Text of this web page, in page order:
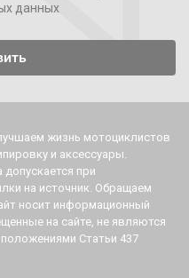
данных
жизнь мотоциклистов
и аксессуары.
при
на источник. Обращаем
носит информационный
на сайте, не являются
Статьи 437